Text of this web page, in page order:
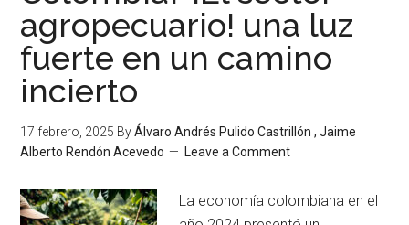
agropecuario! una luz
fuerte en un camino
incierto
17 febrero, 2025 ByÁlvaro Andrés Pulido Castrillón , Jaime
Alberto Rendón Acevedo
Leave a Comment
La economía colombiana en el